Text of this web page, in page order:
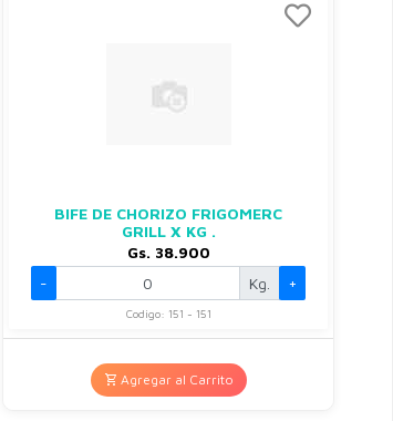
BIFE DE CHORIZO FRIGOMERC
GRILL X KG .
Gs. 38.900
-
Kg. +
Codigo: 151 - 151
Agregar al Carrito